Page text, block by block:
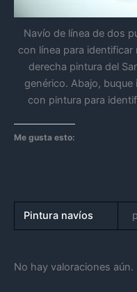
Navío de línea de dos
con línea para identificar
derecha pintura del
genérico. Abajo, buque
con pintura para
Me gusta esto:
Pintura navíos
No hay valoraciones aún.